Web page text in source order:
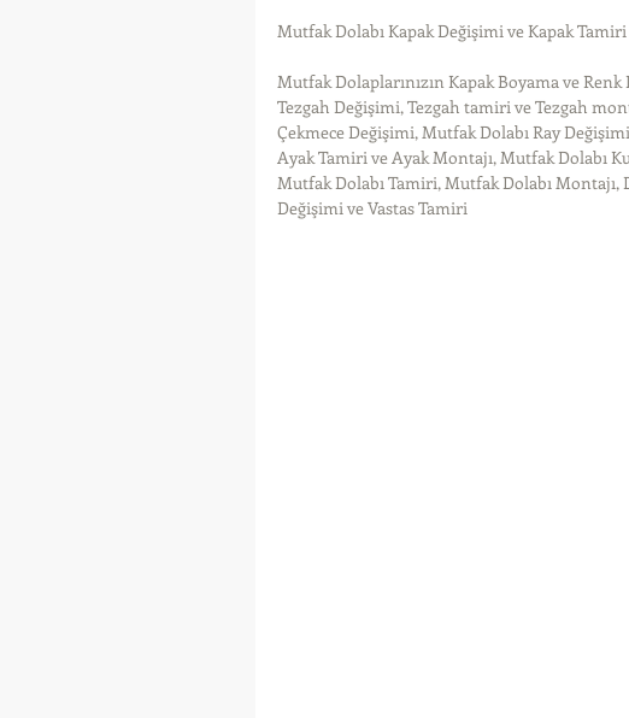
Mutfak Dolabı Kapak Değişimi ve Kapak Tamiri
Mutfak Dolaplarınızın Kapak Boyama ve
Tezgah Değişimi, Tezgah tamiri ve Tezgah
Çekmece Değişimi, Mutfak Dolabı Ray
Ayak Tamiri ve Ayak Montajı, Mutfak Dolabı
Mutfak Dolabı Tamiri, Mutfak Dolabı
Değişimi ve Vastas Tamiri